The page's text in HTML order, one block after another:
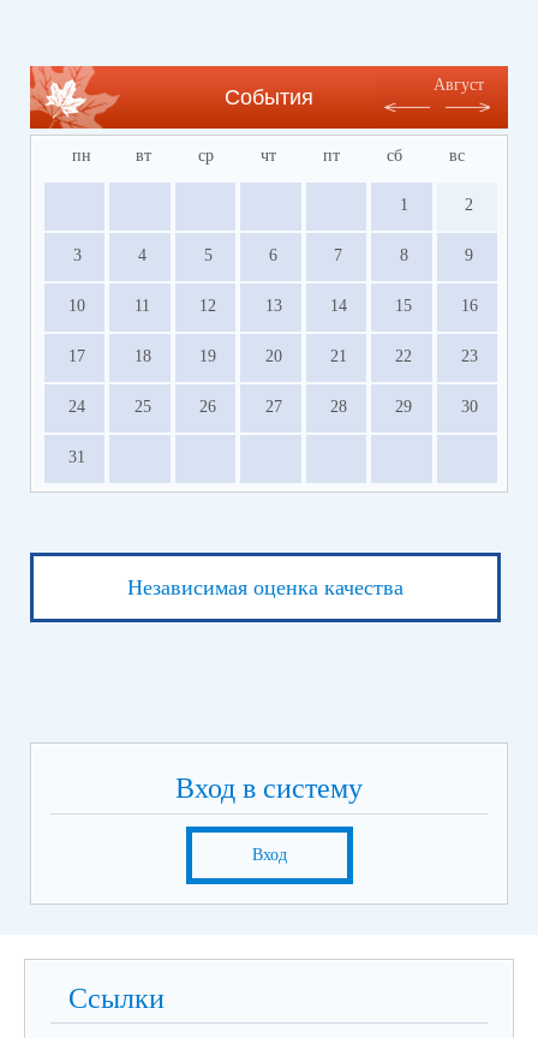
События
Август
пн вт ср чт пт сб вс
1 2
3 4 5 6 7 8 9
10 11 12 13 14 15 16
17 18 19 20 21 22 23
24 25 26 27 28 29 30
31
Независимая оценка качества
Вход в систему
Вход
Ссылки